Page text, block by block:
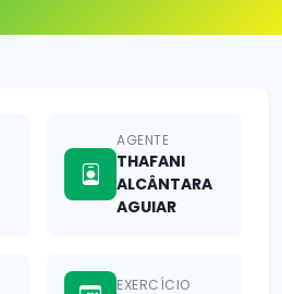
AGENTE
THAFANI
ALCÂNTARA
AGUIAR
EXERCÍCIO